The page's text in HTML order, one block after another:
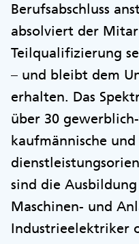
Berufsabschluss
absolviert der
Teilqualifizierung
– und bleibt dem
erhalten. Das
über 30
kaufmännische und
sind die
Maschinen- und
Industrieelektriker